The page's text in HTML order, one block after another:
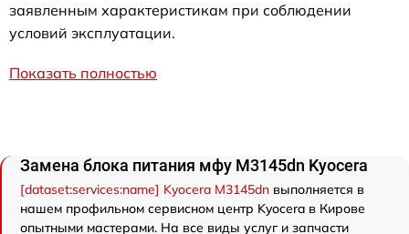
заявленным характеристикам при соблюдении
условий эксплуатации.
Показать полностью
Замена блока питания мфу M3145dn Kyocera
[dataset:services:name] Kyocera M3145dn выполняется в
нашем профильном сервисном центр Kyocera в Кирове
опытными мастерами. На все виды услуг и запчасти